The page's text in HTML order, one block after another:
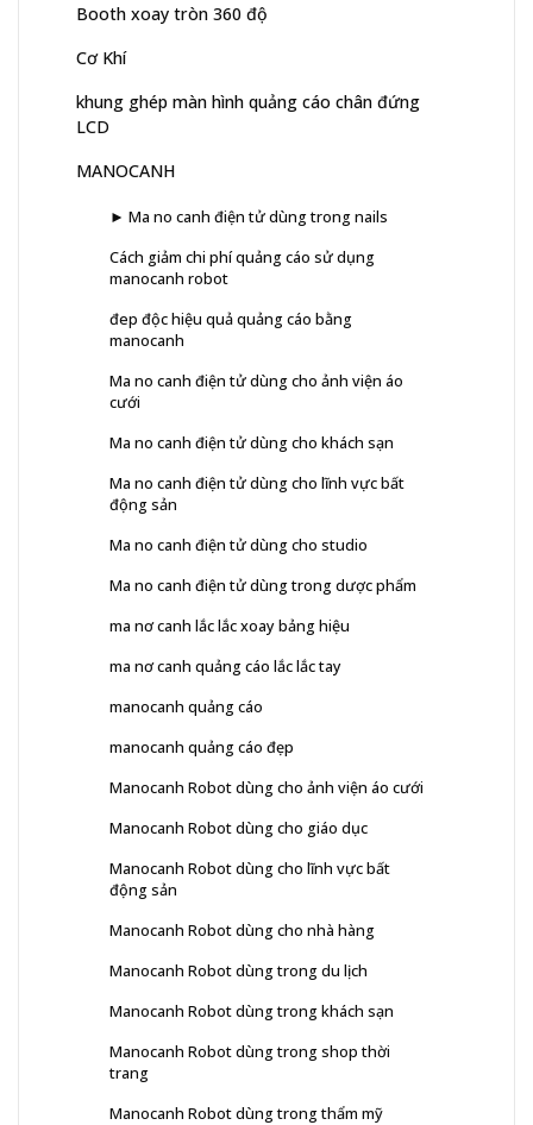
Booth xoay tròn 360 độ
Cơ Khí
khung ghép màn hình quảng cáo chân đứng
LCD
MANOCANH
► Ma no canh điện tử dùng trong nails
Cách giảm chi phí quảng cáo sử dụng
manocanh robot
đep độc hiệu quả quảng cáo bằng
manocanh
Ma no canh điện tử dùng cho ảnh viện áo
cưới
Ma no canh điện tử dùng cho khách sạn
Ma no canh điện tử dùng cho lĩnh vực bất
động sản
Ma no canh điện tử dùng cho studio
Ma no canh điện tử dùng trong dược phẩm
ma nơ canh lắc lắc xoay bảng hiệu
ma nơ canh quảng cáo lắc lắc tay
manocanh quảng cáo
manocanh quảng cáo đẹp
Manocanh Robot dùng cho ảnh viện áo cưới
Manocanh Robot dùng cho giáo dục
Manocanh Robot dùng cho lĩnh vực bất
động sản
Manocanh Robot dùng cho nhà hàng
Manocanh Robot dùng trong du lịch
Manocanh Robot dùng trong khách sạn
Manocanh Robot dùng trong shop thời
trang
Manocanh Robot dùng trong thẩm mỹ